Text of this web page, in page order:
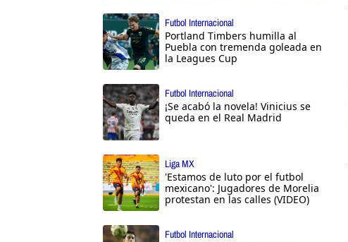
Futbol Internacional
Portland Timbers humilla al
Puebla con tremenda goleada en
la Leagues Cup
Futbol Internacional
¡Se acabó la novela! Vinicius se
queda en el Real Madrid
Liga MX
'Estamos de luto por el futbol
mexicano': Jugadores de Morelia
protestan en las calles (VIDEO)
Futbol Internacional